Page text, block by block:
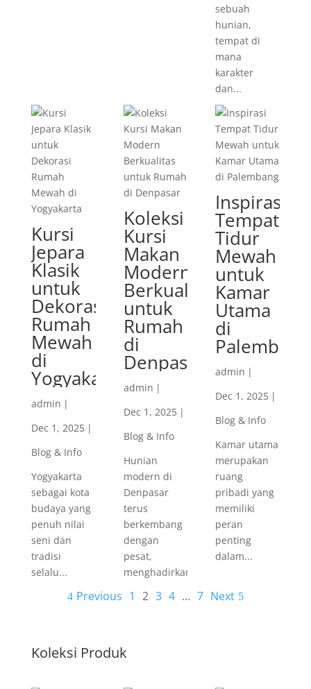
sebuah
hunian,
tempat di
mana
karakter
dan...
Kursi
Jepara
Klasik
untuk
Dekorasi
Rumah
Mewah
di
Yogyakarta
admin |
Dec 1, 2025 |
Blog & Info
Yogyakarta
sebagai kota
budaya yang
penuh nilai
seni dan
tradisi
selalu...
Koleksi
Kursi
Makan
Modern
Berkualitas
untuk
Rumah
di
Denpasar
admin |
Dec 1, 2025 |
Blog & Info
Hunian
modern di
Denpasar
terus
berkembang
dengan
pesat,
menghadirkan...
Inspirasi
Tempat
Tidur
Mewah
untuk
Kamar
Utama
di
Palembang
admin |
Dec 1, 2025 |
Blog & Info
Kamar utama
merupakan
ruang
pribadi yang
memiliki
peran
penting
dalam...
Previous 1 2 3 4 … 7 Next
Koleksi Produk